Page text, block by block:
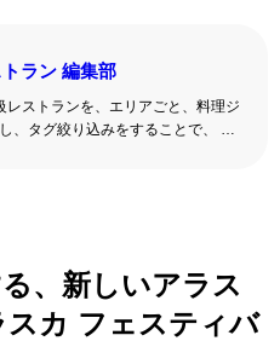
ラン 編集部
レストランを、エリアごと、料理ジ
、タグ絞り込みをすることで、 い
、新しいアラス
カ フェスティバ